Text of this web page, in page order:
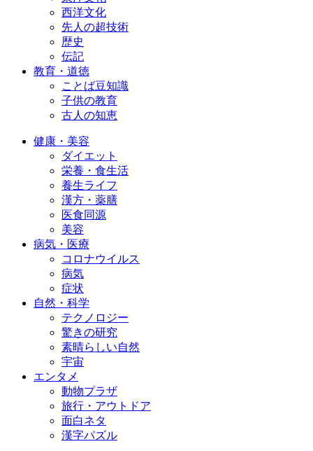
西洋文化
先人の超技術
歴史
伝記
教育・道徳
ことば豆知識
子供の教育
古人の知恵
健康・美容
ダイエット
栄養・食生活
養生ライフ
漢方・薬膳
医食同源
美容
病気・医療
コロナウイルス
病気
症状
自然・科学
テクノロジー
驚きの研究
素晴らしい自然
宇宙
エンタメ
動物プラザ
旅行・アウトドア
面白ネタ
漢字パズル